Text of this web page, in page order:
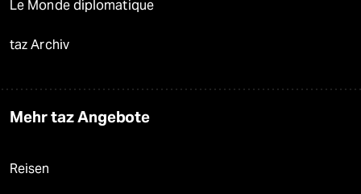
Le Monde diplomatique
taz Archiv
Mehr taz Angebote
Reisen